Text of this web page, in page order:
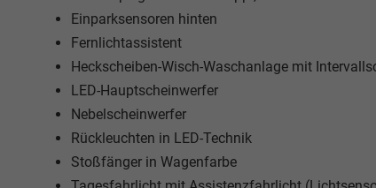
Einparksensoren hinten
Fernlichtassistent
Heckscheiben-Wisch-Waschanlage mit
LED-Hauptscheinwerfer
Nebelscheinwerfer
Rückleuchten in LED-Technik
Stoßfänger in Wagenfarbe